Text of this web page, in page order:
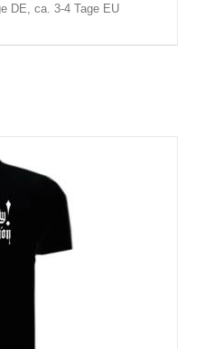
DE, ca. 3-4 Tage EU